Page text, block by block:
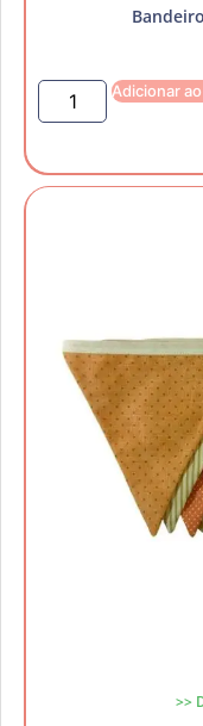
Adicionar
>>